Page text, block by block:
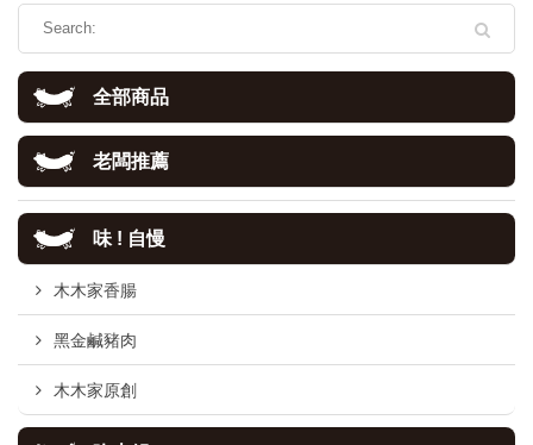
全部商品
老闆推薦
味 ! 自慢
木木家香腸
黑金鹹豬肉
木木家原創